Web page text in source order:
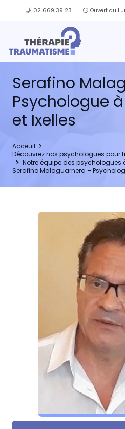
02 669 39 23 Ouvert du
Serafino
Psychologue
et Ixelles
Acceuil
Découvrez nos psychologues
Notre équipe des psychologues
Serafino Malaguarnera –